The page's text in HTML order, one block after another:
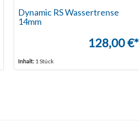
Dynamic RS Wassertrense
14mm
128,00 €*
Inhalt: 1 Stück